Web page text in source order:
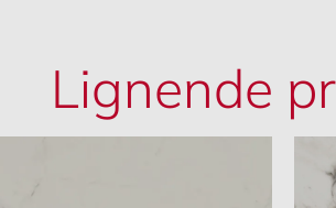
Lignende